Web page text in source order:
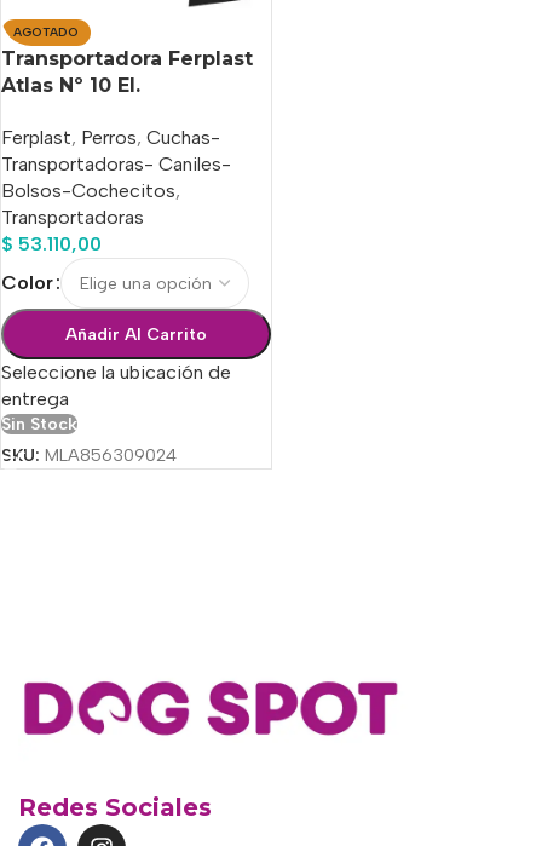
AGOTADO
Transportadora Ferplast
Atlas Nº 10 El.
Ferplast, Perros, Cuchas-
Transportadoras- Caniles-
Bolsos-Cochecitos,
Transportadoras
$ 53.110,00
Color
Añadir Al Carrito
Seleccione la ubicación de
entrega
Sin Stock
SKU: MLA856309024
Redes Sociales